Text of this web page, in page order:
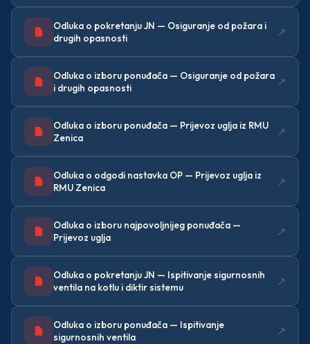
Odluka o pokretanju JN — Osiguranje od požara i
drugih opasnosti
↗
Odluka o izboru ponuđača — Osiguranje od požara
i drugih opasnosti
↗
Odluka o izboru ponuđača — Prijevoz uglja iz RMU
Zenica
↗
Odluka o odgodi nastavka OP — Prijevoz uglja iz
RMU Zenica
↗
Odluka o izboru najpovoljnijeg ponuđača —
Prijevoz uglja
↗
Odluka o pokretanju JN — Ispitivanje sigurnosnih
ventila na kotlu i diktir sistemu
↗
Odluka o izboru ponuđača — Ispitivanje
sigurnosnih ventila
↗